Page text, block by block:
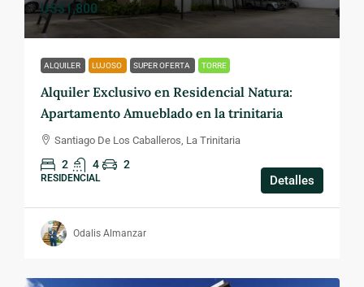
US$1,800
ALQUILER LUJOSO SUPER OFERTA TORRE
Alquiler Exclusivo en Residencial Natura:
Apartamento Amueblado en la trinitaria
Santiago De Los Caballeros, La Trinitaria
2 4 2
RESIDENCIAL Detalles
Odalis Almanzar